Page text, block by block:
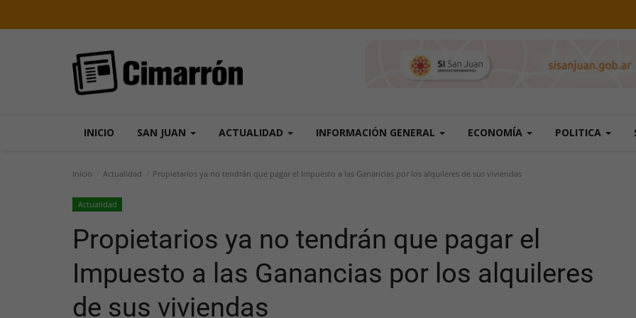
INICIO SAN JUAN ACTUALIDAD INFORMACIÓN GENERAL ECONOMÍA POLITICA
Inicio Actualidad Propietarios ya no tendrán que pagar el Impuesto a las Ganancias por los alquileres de sus viviendas
Actualidad
Propietarios ya no tendrán que pagar el
Impuesto a las Ganancias por los alquileres
de sus viviendas